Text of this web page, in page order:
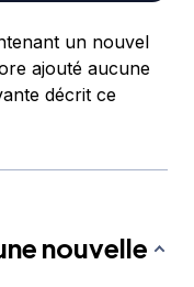
un nouvel
ajouté aucune
décrit ce
nouvelle